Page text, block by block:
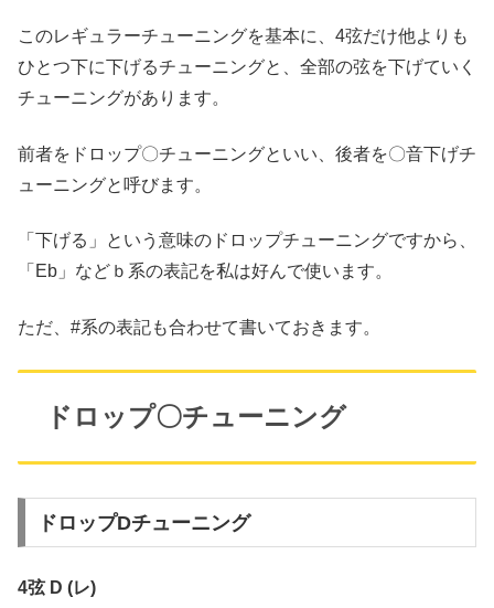
このレギュラーチューニングを基本に、4弦だけ他よりも
ひとつ下に下げるチューニングと、全部の弦を下げていく
チューニングがあります。
前者をドロップ〇チューニングといい、後者を〇音下げチ
ューニングと呼びます。
「下げる」という意味のドロップチューニングですから、
「Eb」などｂ系の表記を私は好んで使います。
ただ、#系の表記も合わせて書いておきます。
ドロップ〇チューニング
ドロップDチューニング
4弦 D (レ)